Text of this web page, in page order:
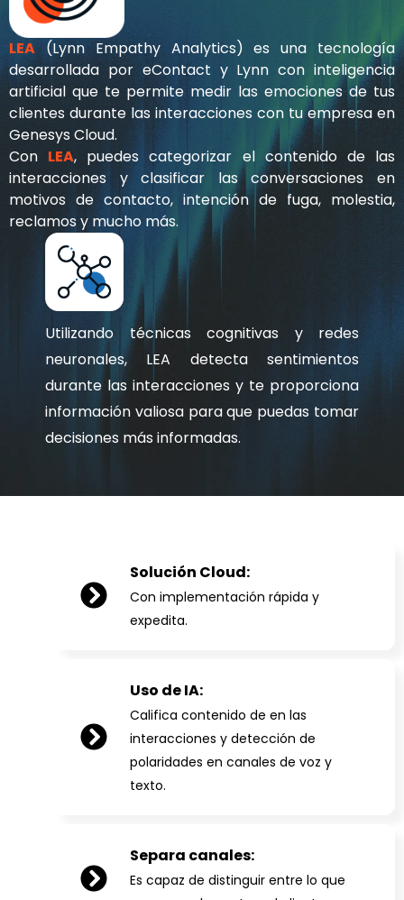
LEA (Lynn Empathy Analytics) es una tecnología
desarrollada por eContact y Lynn con inteligencia
artificial que te permite medir las emociones de tus
clientes durante las interacciones con tu empresa en
Genesys Cloud.
Con LEA, puedes categorizar el contenido de las
interacciones y clasificar las conversaciones en
motivos de contacto, intención de fuga, molestia,
reclamos y mucho más.
Utilizando técnicas cognitivas y redes
neuronales, LEA detecta sentimientos
durante las interacciones y te proporciona
información valiosa para que puedas tomar
decisiones más informadas.
Solución Cloud:
Con implementación rápida y
expedita.
Uso de IA:
Califica contenido de en las
interacciones y detección de
polaridades en canales de voz y
texto.
Separa canales:
Es capaz de distinguir entre lo que